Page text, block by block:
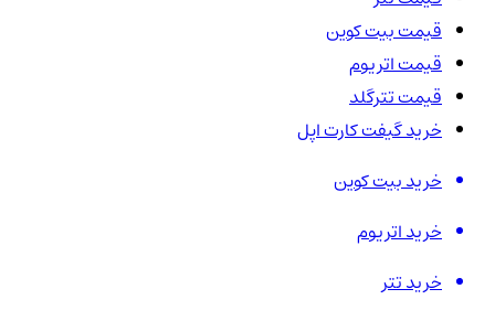
قیمت بیت کوین
قیمت اتریوم
قیمت تترگلد
خرید گیفت کارت اپل
خرید بیت کوین
خرید اتریوم
خرید تتر